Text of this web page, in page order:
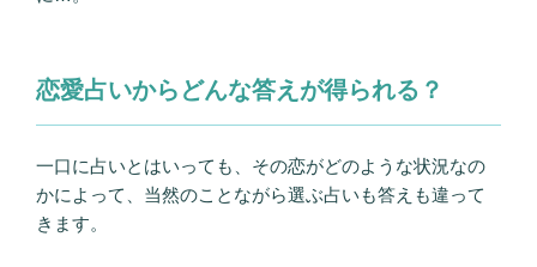
恋愛占いからどんな答えが得られる？
一口に占いとはいっても、その恋がどのような状況なの
かによって、当然のことながら選ぶ占いも答えも違って
きます。